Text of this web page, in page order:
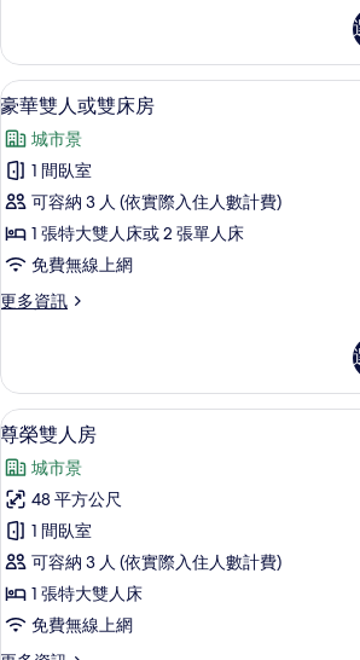
相
片
客
房
的
情
顯
示
豪
華
雙
人
或
雙
房
的
所
有
相
片
豪華雙人
12
豪華雙人或雙床房
城市景
1 間臥室
可容納 3 人 (依實際入住人數計費)
1 張特大雙人床或 2 張單人床
免費無線上網
更多資訊
更
雙
人
或
雙
床
房
的
詳
情
顯
示
尊
榮
雙
人
房
的
尊榮雙人
13
尊榮雙人房
城市景
48 平方公尺
1 間臥室
可容納 3 人 (依實際入住人數計費)
1 張特大雙人床
免費無線上網